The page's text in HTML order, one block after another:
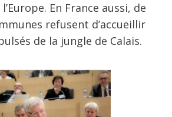
En France aussi, de
refusent d’accueillir
de la jungle de Calais.